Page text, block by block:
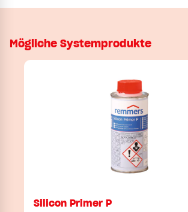
Mögliche Systemprodukte
Silicon Primer P